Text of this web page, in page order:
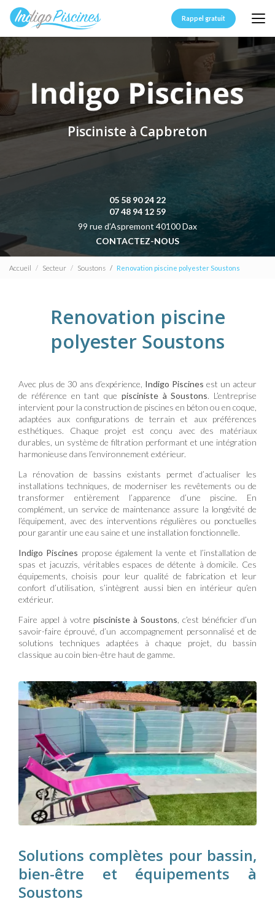
Aller
contenu
principal
Rappel gratuit
Pisciniste à Capbreton
05 58 90 24 22
07 48 94 12 59
99 rue d’Aspremont 40100 Dax
CONTACTEZ-NOUS
Accueil Secteur Soustons Renovation piscine polyester Soustons
Renovation piscine
polyester Soustons
Avec plus de 30 ans d’expérience, Indigo Piscines est un acteur
de référence en tant que pisciniste à Soustons. L’entreprise
intervient pour la construction de piscines en béton ou en coque,
adaptées aux configurations de terrain et aux préférences
esthétiques. Chaque projet est conçu avec des matériaux
durables, un système de filtration performant et une intégration
harmonieuse dans l’environnement extérieur.
La rénovation de bassins existants permet d’actualiser les
installations techniques, de moderniser les revêtements ou de
transformer entièrement l’apparence d’une piscine. En
complément, un service de maintenance assure la longévité de
l’équipement, avec des interventions régulières ou ponctuelles
pour garantir une eau saine et une installation fonctionnelle.
Indigo Piscines propose également la vente et l’installation de
spas et jacuzzis, véritables espaces de détente à domicile. Ces
équipements, choisis pour leur qualité de fabrication et leur
confort d’utilisation, s’intègrent aussi bien en intérieur qu’en
extérieur.
Faire appel à votre pisciniste à Soustons , c’est bénéficier d’un
savoir-faire éprouvé, d’un accompagnement personnalisé et de
solutions techniques adaptées à chaque projet, du bassin
classique au coin bien-être haut de gamme.
Solutions complètes pour bassin,
bien-être et équipements à
Soustons